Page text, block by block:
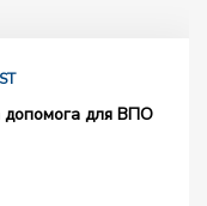
допомога для ВПО